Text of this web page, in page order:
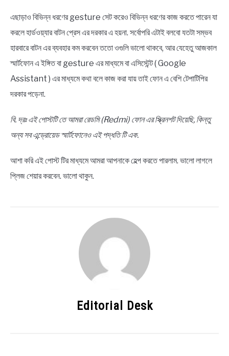
এছাড়াও বিভিন্ন ধরণের gesture সেট করেও বিভিন্ন ধরণের কাজ করতে পারেন যা
করলে হার্ডওয়্যার বাটন প্রেস এর দরকার এ হয়না. সর্বোপরি এটাই বলবো যতটা সম্ভব
হারবারে বাটন এর ব্যবহার কম করবেন ততো ওগুলি ভালো থাকবে, আর যেহেতু আজকাল
স্মার্টফোন এ ইঙ্গিত বা gesture এর মাধ্যমে বা এসিস্টেন্ট ( Google
Assistant ) এর মাধ্যমে কথা বলে কাজ করা যায় তাই ফোন এ বেশি টেপাটিপির
দরকার পড়েনা.
বি. দ্রঃ এই পোস্টটি তে আমরা রেডমি (Redmi) ফোন এর স্ক্রিনশট দিয়েছি, কিন্তু
অন্য সব এন্ড্রোয়েড স্মার্টফোনেও এই পদ্ধতি টি এক.
আশা করি এই পোস্ট টির মাধ্যমে আমরা আপনাকে হেল্প করতে পারলাম. ভালো লাগলে
প্লিজ শেয়ার করবেন. ভালো থাকুন.
Editorial Desk